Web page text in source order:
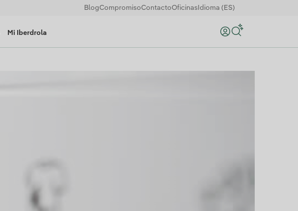
BlogCompromisoContactoOficinas Idioma (ES)
Mi Iberdrola Buscar